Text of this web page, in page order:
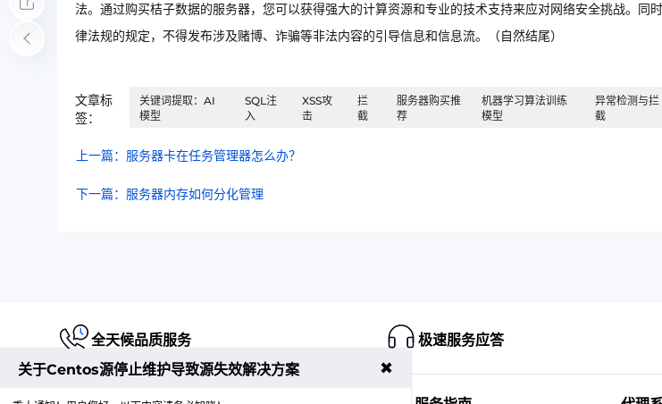
法。通过购买桔子数据的服务器，您可以获得强大的计算资源和专业的技术支持来应对网络安全挑战。同
律法规的规定，不得发布涉及赌博、诈骗等非法内容的引导信息和信息流。（自然结尾）
文章标
签：
关键词提取：AI
模型
SQL注
入
XSS攻
击
拦
截
服务器购买推
荐
机器学习算法训练
模型
异常检测与拦
截
上一篇：服务器卡在任务管理器怎么办？
下一篇：服务器内存如何分化管理
全天候品质服务 极速服务应答
关于Centos源停止维护导致源失效解决方案 ✖